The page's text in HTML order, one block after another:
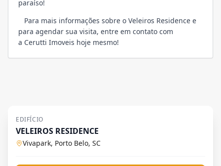
paraíso!
Para mais informações sobre o Veleiros Residence e
para agendar sua visita, entre em contato com
a Cerutti Imoveis hoje mesmo!
EDIFÍCIO
VELEIROS RESIDENCE
Vivapark, Porto Belo, SC